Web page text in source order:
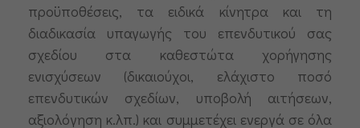
προϋποθέσεις, τα ειδικά κίνητρα και τη
διαδικασία υπαγωγής του επενδυτικού σας
σχεδίου στα καθεστώτα χορήγησης
ενισχύσεων (δικαιούχοι, ελάχιστο ποσό
επενδυτικών σχεδίων, υποβολή αιτήσεων,
αξιολόγηση κ.λπ.) και συμμετέχει ενεργά σε όλα